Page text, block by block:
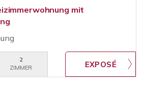
mit
2
ZIMMER